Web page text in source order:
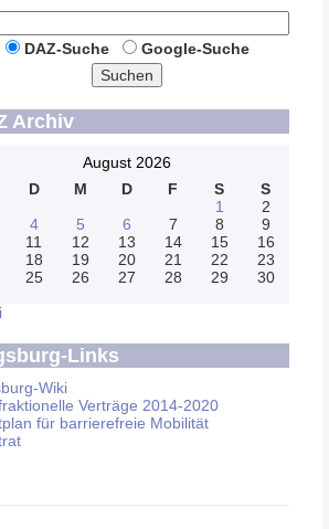
DAZ-Suche
Google-Suche
Suchen
Archiv
August 2026
D M D F S
S
1
2
4 5 6 7 8
9
11 12 13 14 15
16
18 19 20 21 22
23
25 26 27 28 29
30
Links
Wiki
Verträge 2014-2020
für barrierefreie Mobilität